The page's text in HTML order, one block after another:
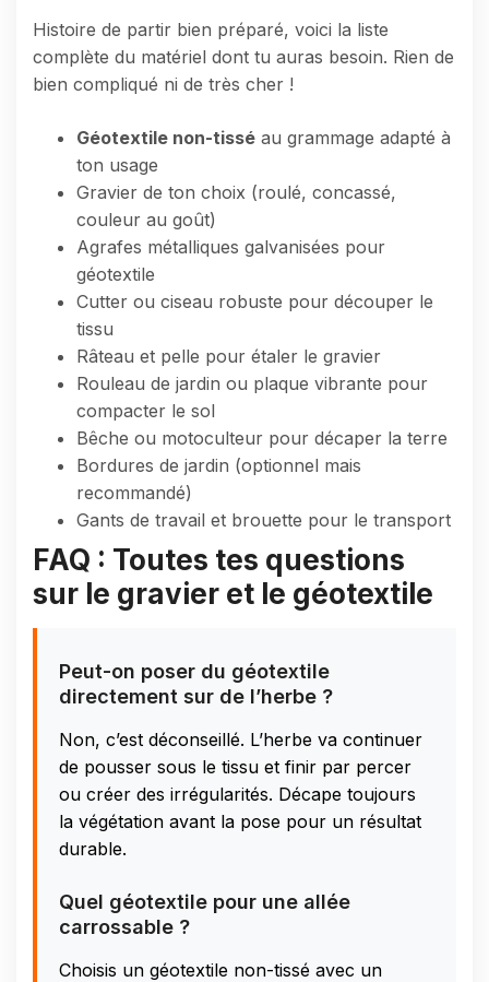
Histoire de partir bien préparé, voici la liste
complète du matériel dont tu auras besoin. Rien de
bien compliqué ni de très cher !
Géotextile non-tissé au grammage adapté à
ton usage
Gravier de ton choix (roulé, concassé,
couleur au goût)
Agrafes métalliques galvanisées pour
géotextile
Cutter ou ciseau robuste pour découper le
tissu
Râteau et pelle pour étaler le gravier
Rouleau de jardin ou plaque vibrante pour
compacter le sol
Bêche ou motoculteur pour décaper la terre
Bordures de jardin (optionnel mais
recommandé)
Gants de travail et brouette pour le transport
FAQ : Toutes tes questions
sur le gravier et le géotextile
Peut-on poser du géotextile
directement sur de l’herbe ?
Non, c’est déconseillé. L’herbe va continuer
de pousser sous le tissu et finir par percer
ou créer des irrégularités. Décape toujours
la végétation avant la pose pour un résultat
durable.
Quel géotextile pour une allée
carrossable ?
Choisis un géotextile non-tissé avec un